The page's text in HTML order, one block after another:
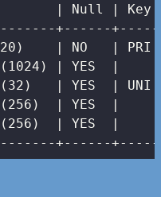
| Null | Key
+------
| NO
| PRI
1024 ) | YES  |
| YES
| UNI
256 ) | YES  |
| YES
|
+------